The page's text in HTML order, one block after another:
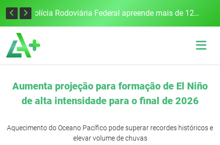
Tecnologia inovadora desenvolvida na UFSM/FW utiliza drones e IA para monitorar a qualidade da água Polícia Rodoviária Federal apreende mais de 120 quilos de maconha na BR-386, em Frederico Westphalen
Aumenta projeção para formação de El Niño
de alta intensidade para o final de 2026
Aquecimento do Oceano Pacífico pode superar recordes históricos e
elevar volume de chuvas